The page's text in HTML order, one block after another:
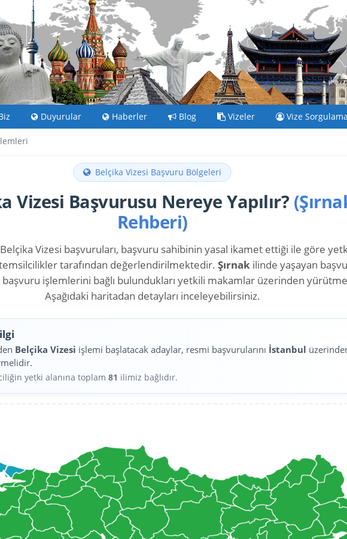
Duyurular Haberler Blog Vizeler Vize Sorgulama
Belçika Vizesi Başvuru Bölgeleri
Vizesi Başvurusu Nereye Yapılır?
Rehberi)
Vizesi başvuruları, başvuru sahibinin yasal ikamet ettiği ile göre
tarafından değerlendirilmektedir. Şırnak ilinde yaşayan
başvuru işlemlerini bağlı bulundukları yetkili makamlar üzerinden
Aşağıdaki haritadan detayları inceleyebilirsiniz.
Belçika Vizesi işlemi başlatacak adaylar, resmi başvurularını İstanbul
yetki alanına toplam81 ilimiz bağlıdır.